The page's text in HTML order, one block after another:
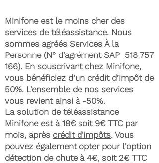
Minifone est le moins cher des
services de téléassistance. Nous
sommes agréés Services À la
Personne (N° d'agrément SAP 518 757
166). En souscrivant chez Minifone,
vous bénéficiez d’un crédit d’impôt de
50%. L'ensemble de nos services
vous revient ainsi à -50%.
La solution de téléassistance
Minifone est à 18€ soit 9€ TTC par
mois, après crédit d'impôts. Vous
pouvez également opter pour l'option
détection de chute à 4€, soit 2€ TTC